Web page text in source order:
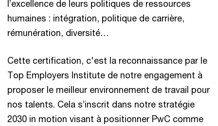
l’excellence de leurs politiques de ressources
humaines : intégration, politique de carrière,
rémunération, diversité…
Cette certification, c'est la reconnaissance par le
Top Employers Institute de notre engagement à
proposer le meilleur environnement de travail pour
nos talents. Cela s’inscrit dans notre stratégie
2030 in motion visant à positionner PwC comme